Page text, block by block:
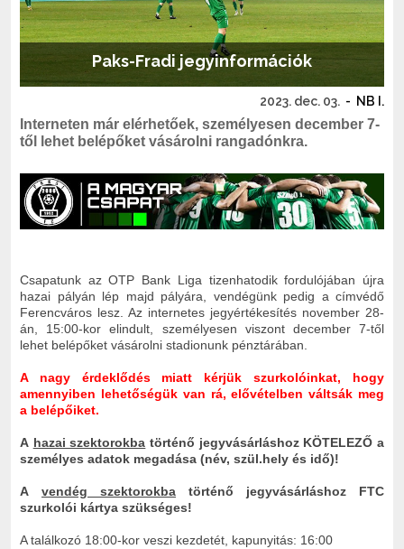
Paks-Fradi jegyinformációk
2023. dec. 03. - NB I.
Interneten már elérhetőek, személyesen december 7-
től lehet belépőket vásárolni rangadónkra.
Csapatunk az OTP Bank Liga tizenhatodik fordulójában újra
hazai pályán lép majd pályára, vendégünk pedig a címvédő
Ferencváros lesz. Az internetes jegyértékesítés november 28-
án, 15:00-kor elindult, személyesen viszont december 7-től
lehet belépőket vásárolni stadionunk pénztárában.
A nagy érdeklődés miatt kérjük szurkolóinkat, hogy
amennyiben lehetőségük van rá, elővételben váltsák meg
a belépőiket.
A hazai szektorokba történő jegyvásárláshoz KÖTELEZŐ a
személyes adatok megadása (név, szül.hely és idő)!
A vendég szektorokba történő jegyvásárláshoz FTC
szurkolói kártya szükséges!
A találkozó 18:00-kor veszi kezdetét, kapunyitás: 16:00